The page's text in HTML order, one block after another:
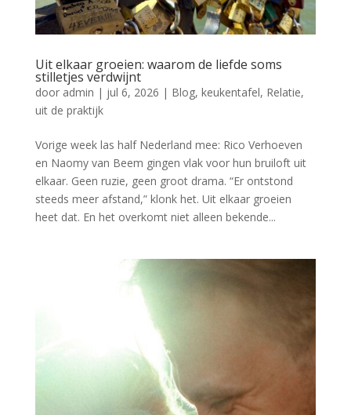
Uit elkaar groeien: waarom de liefde soms
stilletjes verdwijnt
door admin | jul 6, 2026 | Blog, keukentafel, Relatie,
uit de praktijk
Vorige week las half Nederland mee: Rico Verhoeven
en Naomy van Beem gingen vlak voor hun bruiloft uit
elkaar. Geen ruzie, geen groot drama. “Er ontstond
steeds meer afstand,” klonk het. Uit elkaar groeien
heet dat. En het overkomt niet alleen bekende...